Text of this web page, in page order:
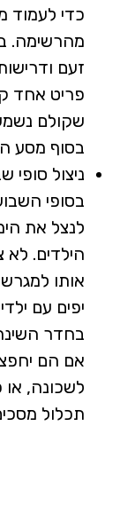
כדי לעמוד
מהרשימה.
זעם
פריט אחד
שקולם
בסוף מסע
ניצול
בסופי
לנצל את
הילדים.
אותו למגרש
יפים עם
בחדר
אם הם
לשכונה,
תכלול